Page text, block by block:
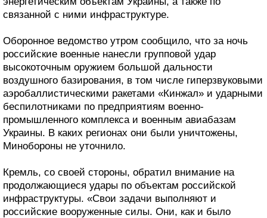
связанной с ними инфраструктуре.
Оборонное ведомство утром сообщило, что за ночь
российские военные нанесли групповой удар
высокоточным оружием большой дальности
воздушного базирования, в том числе гиперзвуковыми
аэробаллистическими ракетами «Кинжал» и ударными
беспилотниками по предприятиям военно-
промышленного комплекса и военным авиабазам
Украины. В каких регионах они были уничтожены,
Минобороны не уточнило.
Кремль, со своей стороны, обратил внимание на
продолжающиеся удары по объектам российской
инфраструктуры. «Свои задачи выполняют и
российские вооруженные силы. Они, как и было